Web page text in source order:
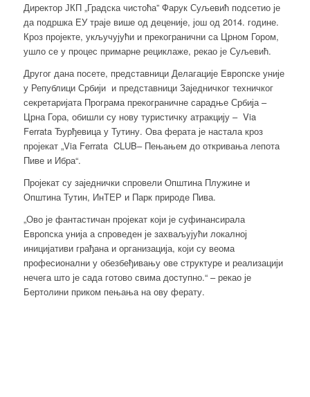
Директор ЈКП „Градска чистоћа” Фарук Суљевић подсетио је
да подршка ЕУ траје више од деценије, још од 2014. године.
Кроз пројекте, укључујући и прекогранични са Црном Гором,
ушло се у процес примарне рециклаже, рекао је Суљевић.
Другог дана посете, представници Делагације Европске уније
у Републици Србији и представници Заједничког техничког
секретаријата Програма прекограничне сарадње Србија –
Црна Гора, обишли су нову туристичку атракцију – Via
Ferrata Ђурђевица у Тутину. Ова ферата је настала кроз
пројекат „Via Ferrata CLUB– Пењањем до откривања лепота
Пиве и Ибра“.
Пројекат су заједнички спровели Општина Плужине и
Општина Тутин, ИнТЕР и Парк природе Пива.
„Ово је фантастичан пројекат који је суфинансирала
Европска унија а спроведен је захваљујући локалној
иницијативи грађана и организација, који су веома
професионални у обезбеђивању ове структуре и реализацији
нечега што је сада готово свима доступно.“ – рекао је
Бертолини приком пењања на ову ферату.